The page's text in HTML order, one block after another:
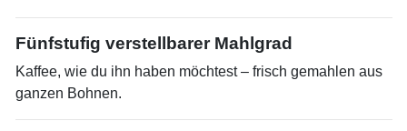
Fünfstufig verstellbarer Mahlgrad
Kaffee, wie du ihn haben möchtest – frisch gemahlen aus
ganzen Bohnen.